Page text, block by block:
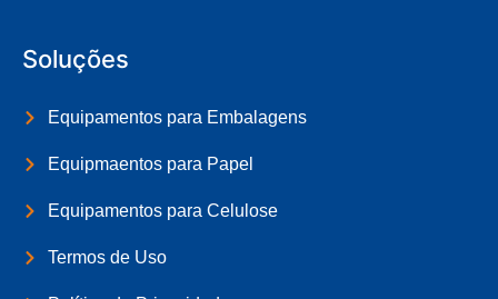
Soluções
Equipamentos para Embalagens
Equipmaentos para Papel
Equipamentos para Celulose
Termos de Uso